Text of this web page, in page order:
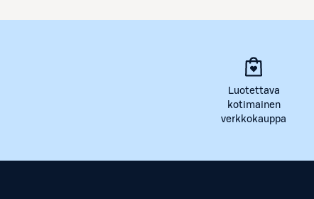
Luotettava
kotimainen
verkkokauppa